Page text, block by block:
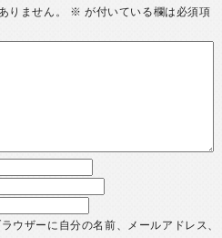
りません。
※ が付いている欄は必須項
ウザーに自分の名前、メールアドレス、